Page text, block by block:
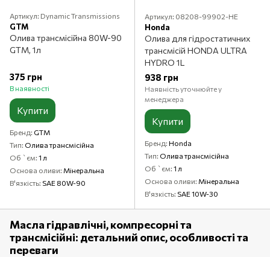
Артикул: Dynamic Transmissions
GTM
Олива трансмісійна 80W-90
GTM, 1л
375 грн
В наявності
Купити
Бренд GTM
Тип Олива трансмісійна
Об `єм 1 л
Основа оливи Мінеральна
В'язкість SAE 80W-90
Артикул: 08208-99902-HE
Honda
Олива для гідростатичних
трансмісій HONDA ULTRA
HYDRO 1L
938 грн
Наявність уточнюйте у
менеджера
Купити
Бренд Honda
Тип Олива трансмісійна
Об `єм 1 л
Основа оливи Мінеральна
В'язкість SAE 10W-30
Масла гідравлічні, компресорні та
трансмісійні: детальний опис, особливості та
переваги